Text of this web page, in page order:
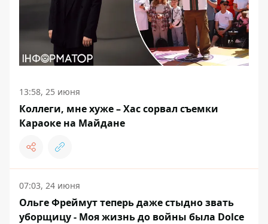
13:58, 25 июня
Коллеги, мне хуже – Хас сорвал съемки
Караоке на Майдане
07:03, 24 июня
Ольге Фреймут теперь даже стыдно звать
уборщицу - Моя жизнь до войны была Dolce